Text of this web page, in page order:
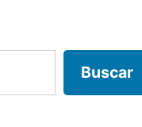
Buscar